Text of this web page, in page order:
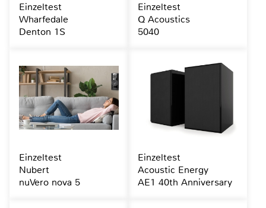
Einzeltest
Wharfedale
Denton 1S
Einzeltest
Q Acoustics
5040
Einzeltest
Nubert
nuVero nova 5
Einzeltest
Acoustic Energy
AE1 40th Anniversary